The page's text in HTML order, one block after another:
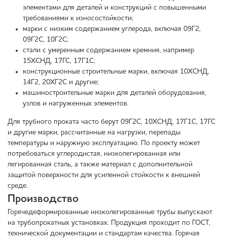
элементами для деталей и конструкций с повышенными
требованиями к износостойкости;
марки с низким содержанием углерода, включая 09Г2,
09Г2С, 10Г2С;
стали с умеренным содержанием кремния, например
15ХСНД, 17ГС, 17Г1С;
конструкционные строительные марки, включая 10ХСНД,
14Г2, 20ХГ2С и другие;
машиностроительные марки для деталей оборудования,
узлов и нагруженных элементов.
Для трубного проката часто берут 09Г2С, 10ХСНД, 17Г1С, 17ГС
и другие марки, рассчитанные на нагрузки, перепады
температуры и наружную эксплуатацию. По проекту может
потребоваться углеродистая, низколегированная или
легированная сталь, а также материал с дополнительной
защитой поверхности для усиленной стойкости к внешней
среде.
Производство
Горячедеформированные низколегированные трубы выпускают
на трубопрокатных установках. Продукция проходит по ГОСТ,
технической документации и стандартам качества. Горячая